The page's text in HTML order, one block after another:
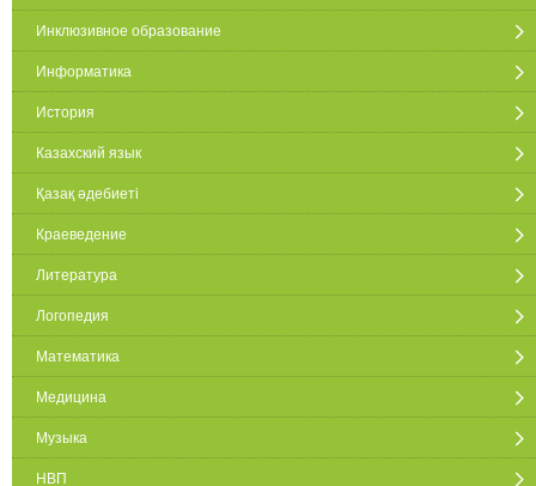
Инклюзивное образование
Информатика
История
Казахский язык
Қазақ әдебиеті
Краеведение
Литература
Логопедия
Математика
Медицина
Музыка
НВП